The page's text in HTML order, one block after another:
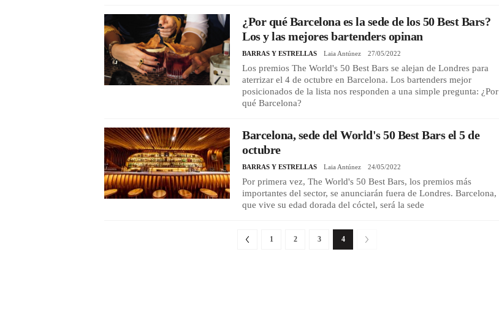
¿Por qué Barcelona es la sede de los 50 Best Bars?
Los y las mejores bartenders opinan
BARRAS Y ESTRELLAS Laia Antúnez 27/05/2022
Los premios The World's 50 Best Bars se alejan de Londres para
aterrizar el 4 de octubre en Barcelona. Los bartenders mejor
posicionados de la lista nos responden a una simple pregunta: ¿Por
qué Barcelona?
Barcelona, sede del World's 50 Best Bars el 5 de
octubre
BARRAS Y ESTRELLAS Laia Antúnez 24/05/2022
Por primera vez, The World's 50 Best Bars, los premios más
importantes del sector, se anunciarán fuera de Londres. Barcelona,
que vive su edad dorada del cóctel, será la sede
1 2 3 4